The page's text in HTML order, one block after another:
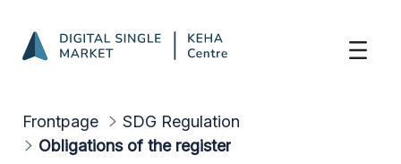
Frontpage
SDG Regulation
Obligations of the register